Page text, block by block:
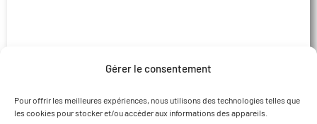
Gérer le consentement
Pour offrir les meilleures expériences, nous utilisons des technologies telles que
les cookies pour stocker et/ou accéder aux informations des appareils.